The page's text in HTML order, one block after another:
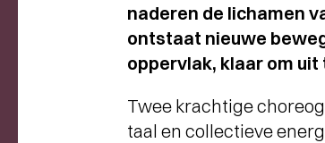
naderen de lichamen
ontstaat nieuwe
oppervlak, klaar om
Twee krachtige
taal en collectieve